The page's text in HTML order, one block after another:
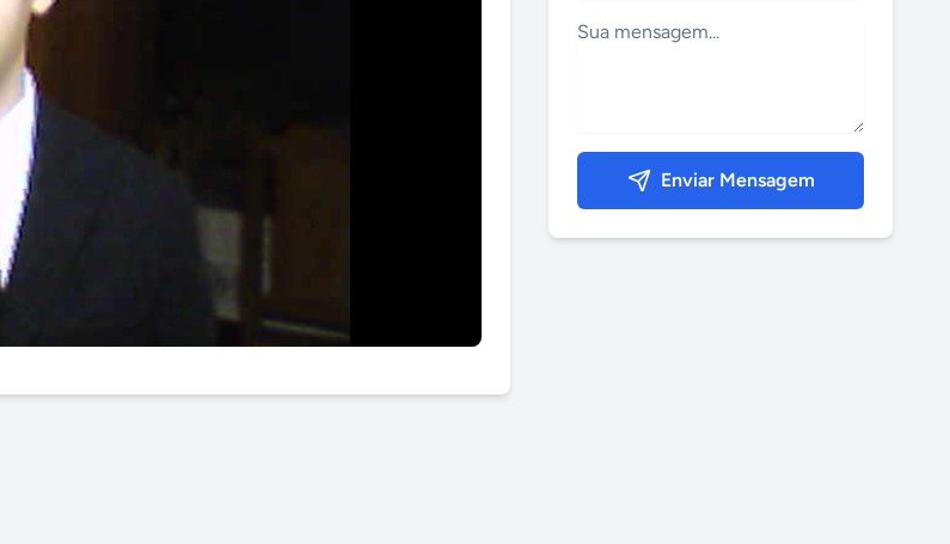
Enviar Mensagem